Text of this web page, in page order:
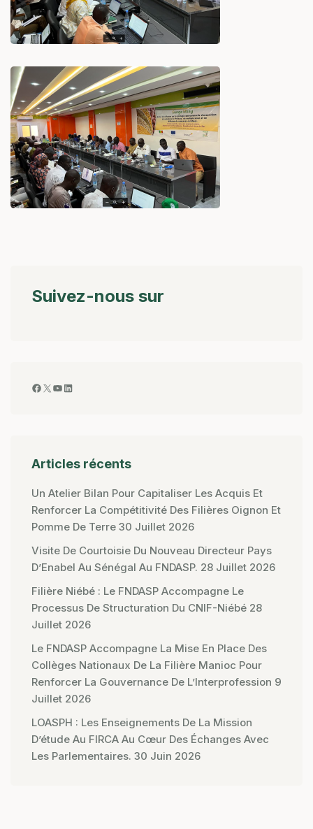
Suivez-nous sur
Articles récents
Un Atelier Bilan Pour Capitaliser Les Acquis Et
Renforcer La Compétitivité Des Filières Oignon Et
Pomme De Terre 30 Juillet 2026
Visite De Courtoisie Du Nouveau Directeur Pays
D’Enabel Au Sénégal Au FNDASP. 28 Juillet 2026
Filière Niébé : Le FNDASP Accompagne Le
Processus De Structuration Du CNIF-Niébé 28
Juillet 2026
Le FNDASP Accompagne La Mise En Place Des
Collèges Nationaux De La Filière Manioc Pour
Renforcer La Gouvernance De L’Interprofession 9
Juillet 2026
LOASPH : Les Enseignements De La Mission
D’étude Au FIRCA Au Cœur Des Échanges Avec
Les Parlementaires. 30 Juin 2026